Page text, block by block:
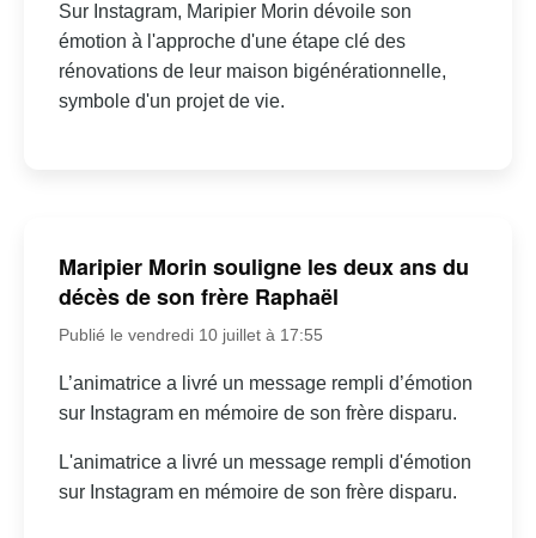
Sur Instagram, Maripier Morin dévoile son
émotion à l'approche d'une étape clé des
rénovations de leur maison bigénérationnelle,
symbole d'un projet de vie.
Maripier Morin souligne les deux ans du
décès de son frère Raphaël
Publié le vendredi 10 juillet à 17:55
L’animatrice a livré un message rempli d’émotion
sur Instagram en mémoire de son frère disparu.
L'animatrice a livré un message rempli d'émotion
sur Instagram en mémoire de son frère disparu.